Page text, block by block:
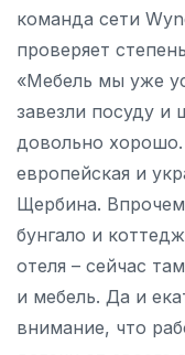
команда сети
проверяет
«Мебель мы уже
завезли посуду и
довольно хорошо.
европейская и
Щербина.
бунгало и
отеля – сейчас
и мебель. Да и
внимание, что